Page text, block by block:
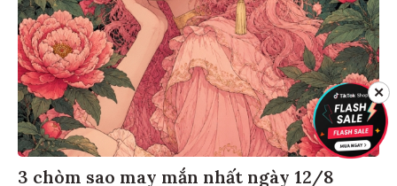
3 chòm sao may mắn nhất ngày 12/8
✕